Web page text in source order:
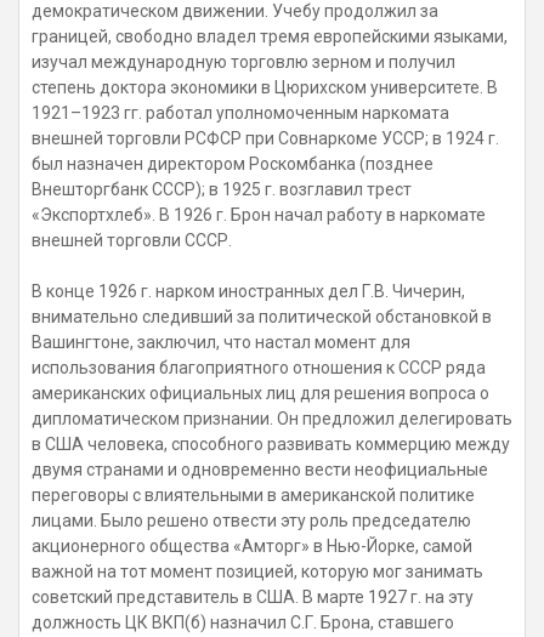
демократическом движении. Учебу продолжил за
границей, свободно владел тремя европейскими языками,
изучал международную торговлю зерном и получил
степень доктора экономики в Цюрихском университете. В
1921–1923 гг. работал уполномоченным наркомата
внешней торговли РСФСР при Совнаркоме УССР; в 1924 г.
был назначен директором Роскомбанка (позднее
Внешторгбанк СССР); в 1925 г. возглавил трест
«Экспортхлеб». В 1926 г. Брон начал работу в наркомате
внешней торговли СССР.
В конце 1926 г. нарком иностранных дел Г.В. Чичерин,
внимательно следивший за политической обстановкой в
Вашингтоне, заключил, что настал момент для
использования благоприятного отношения к СССР ряда
американских официальных лиц для решения вопроса о
дипломатическом признании. Он предложил делегировать
в США человека, способного развивать коммерцию между
двумя странами и одновременно вести неофициальные
переговоры с влиятельными в американской политике
лицами. Было решено отвести эту роль председателю
акционерного общества «Амторг» в Нью-Йорке, самой
важной на тот момент позицией, которую мог занимать
советский представитель в США. В марте 1927 г. на эту
должность ЦК ВКП(б) назначил С.Г. Брона, ставшего